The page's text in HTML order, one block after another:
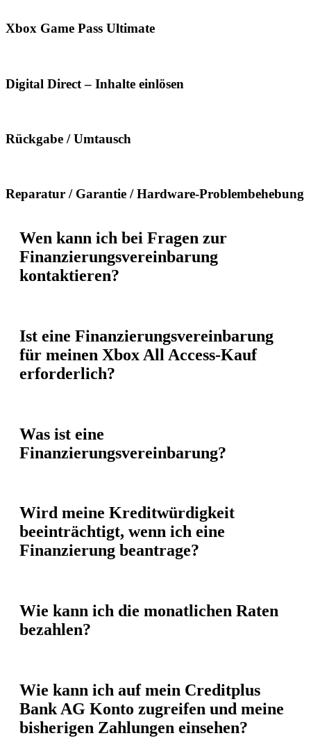
Xbox Game Pass Ultimate
Digital Direct – Inhalte einlösen
Rückgabe / Umtausch
Reparatur / Garantie / Hardware-Problembehebung
Wen kann ich bei Fragen zur
Finanzierungsvereinbarung
kontaktieren?
Ist eine Finanzierungsvereinbarung
für meinen Xbox All Access-Kauf
erforderlich?
Was ist eine
Finanzierungsvereinbarung?
Wird meine Kreditwürdigkeit
beeinträchtigt, wenn ich eine
Finanzierung beantrage?
Wie kann ich die monatlichen Raten
bezahlen?
Wie kann ich auf mein Creditplus
Bank AG Konto zugreifen und meine
bisherigen Zahlungen einsehen?